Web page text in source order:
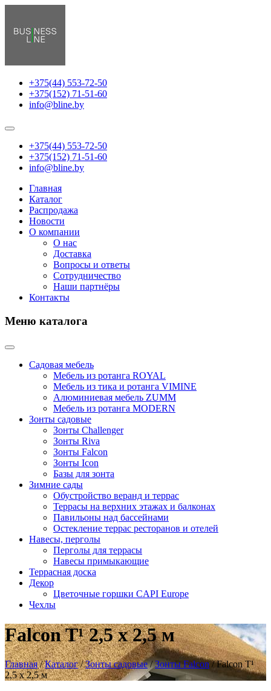
+375(44) 553-72-50
+375(152) 71-51-60
info@bline.by
+375(44) 553-72-50
+375(152) 71-51-60
info@bline.by
Главная
Каталог
Распродажа
Новости
О компании
О нас
Доставка
Вопросы и ответы
Сотрудничество
Наши партнёры
Контакты
Меню каталога
Садовая мебель
Мебель из ротанга ROYAL
Мебель из тика и ротанга VIMINE
Алюминиевая мебель ZUMM
Мебель из ротанга MODERN
Зонты садовые
Зонты Challenger
Зонты Riva
Зонты Falcon
Зонты Icon
Базы для зонта
Зимние сады
Обустройство веранд и террас
Террасы на верхних этажах и балконах
Павильоны над бассейнами
Остекление террас ресторанов и отелей
Навесы, перголы
Перголы для террасы
Навесы примыкающие
Террасная доска
Декор
Цветочные горшки CAPI Europe
Чехлы
Falcon T¹ 2,5 x 2,5 м
Главная/Каталог/Зонты садовые/Зонты Falcon/Falcon T¹
2,5 x 2,5 м